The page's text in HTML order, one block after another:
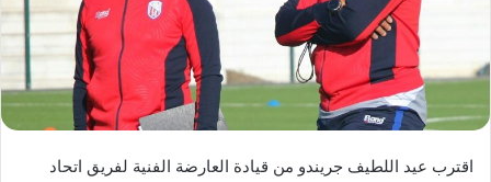
ا
إ
ك
ت
و
اقترب عيد اللطيف جريندو من قيادة العارضة الفنية لفريق اتحاد